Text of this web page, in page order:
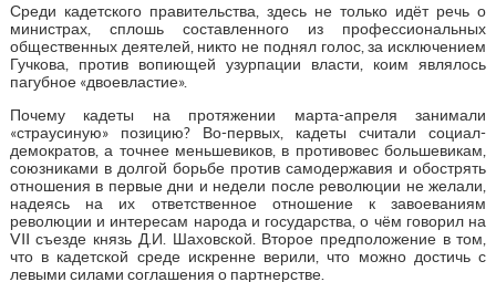
Среди кадетского правительства, здесь не только идёт речь о
министрах, сплошь составленного из профессиональных
общественных деятелей, никто не поднял голос, за исключением
Гучкова, против вопиющей узурпации власти, коим являлось
пагубное «двоевластие».
Почему кадеты на протяжении марта-апреля занимали
«страусиную» позицию? Во-первых, кадеты считали социал-
демократов, а точнее меньшевиков, в противовес большевикам,
союзниками в долгой борьбе против самодержавия и обострять
отношения в первые дни и недели после революции не желали,
надеясь на их ответственное отношение к завоеваниям
революции и интересам народа и государства, о чём говорил на
VII съезде князь Д.И. Шаховской. Второе предположение в том,
что в кадетской среде искренне верили, что можно достичь с
левыми силами соглашения о партнерстве.